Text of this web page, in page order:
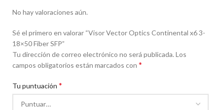
No hay valoraciones aún.
Sé el primero en valorar “Visor Vector Optics Continental x6 3-
18×50 Fiber SFP”
Tu dirección de correo electrónico no será publicada. Los
campos obligatorios están marcados con *
Tu puntuación *